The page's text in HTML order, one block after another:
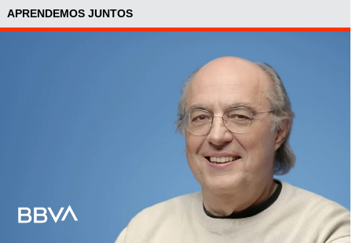
APRENDEMOS JUNTOS